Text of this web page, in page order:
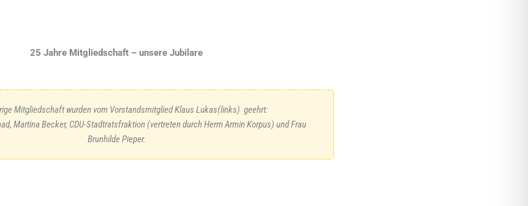
25 Jahre Mitgliedschaft – unsere Jubilare
Mitgliedschaft wurden vom Vorstandsmitglied Klaus Lukas(links) geehrt:
Martina Becker, CDU-Stadtratsfraktion (vertreten durch Herrn Armin Korpus) und Frau
Brunhilde Pieper.